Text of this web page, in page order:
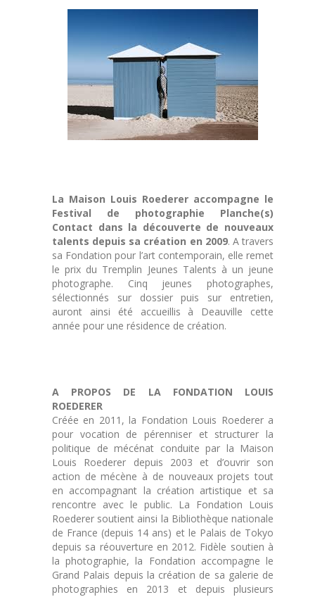
La Maison Louis Roederer accompagne le
Festival de photographie Planche(s)
Contact dans la découverte de nouveaux
talents depuis sa création en 2009. A travers
sa Fondation pour l’art contemporain, elle remet
le prix du Tremplin Jeunes Talents à un jeune
photographe. Cinq jeunes photographes,
sélectionnés sur dossier puis sur entretien,
auront ainsi été accueillis à Deauville cette
année pour une résidence de création.
A PROPOS DE LA FONDATION LOUIS
ROEDERER
Créée en 2011, la Fondation Louis Roederer a
pour vocation de pérenniser et structurer la
politique de mécénat conduite par la Maison
Louis Roederer depuis 2003 et d’ouvrir son
action de mécène à de nouveaux projets tout
en accompagnant la création artistique et sa
rencontre avec le public. La Fondation Louis
Roederer soutient ainsi la Bibliothèque nationale
de France (depuis 14 ans) et le Palais de Tokyo
depuis sa réouverture en 2012. Fidèle soutien à
la photographie, la Fondation accompagne le
Grand Palais depuis la création de sa galerie de
photographies en 2013 et depuis plusieurs